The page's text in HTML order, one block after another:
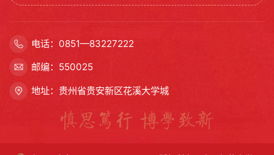
电话：0851—83227222
邮编：550025
地址：贵州省贵安新区花溪大学城